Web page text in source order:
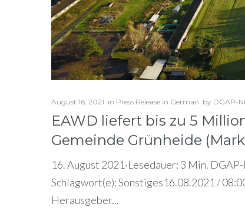
August 16, 2021 in Press Release in German by DGAP-
EAWD liefert bis zu 5
Gemeinde Grünheide
16. August 2021·Lesedauer: 3 Min.
Schlagwort(e): Sonstiges16.08.2021 /
Herausgeber...